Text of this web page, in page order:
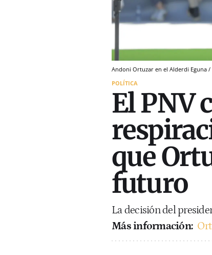
Andoni Ortuzar en el Alderdi Eguna /
POLÍTICA
El PNV
que
futuro
La decisión del
Más información: